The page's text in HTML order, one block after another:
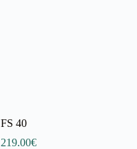
FS 40
219.00€